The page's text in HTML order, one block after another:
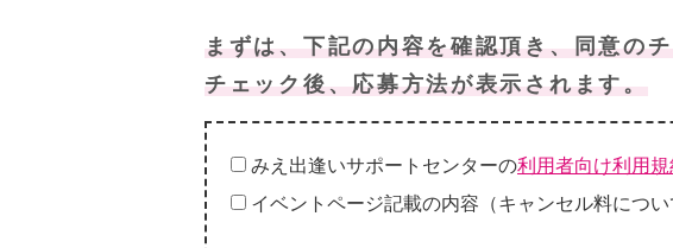
まずは、下記の内容を確認頂き、同意の
チェック後、応募方法が表示されます。
みえ出逢いサポートセンターの利用者向け利用規
イベントページ記載の内容（キャンセル料につ